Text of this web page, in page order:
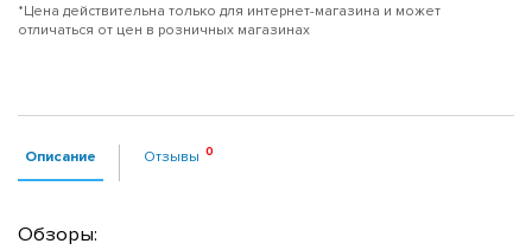
*Цена действительна только для интернет-магазина и может
отличаться от цен в розничных магазинах
Описание Отзывы
Обзоры: